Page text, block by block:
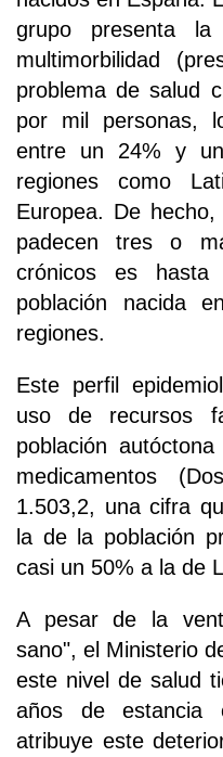
grupo presenta
multimorbilidad
problema de salud
por mil personas,
entre un 24% y
regiones como
Europea. De
padecen tres o
crónicos es
población nacida
regiones.
Este perfil
uso de recursos
población
medicamentos
1.503,2, una cifra
la de la población
casi un 50% a la de
A pesar de la
sano", el Ministerio
este nivel de salud
años de estancia
atribuye este